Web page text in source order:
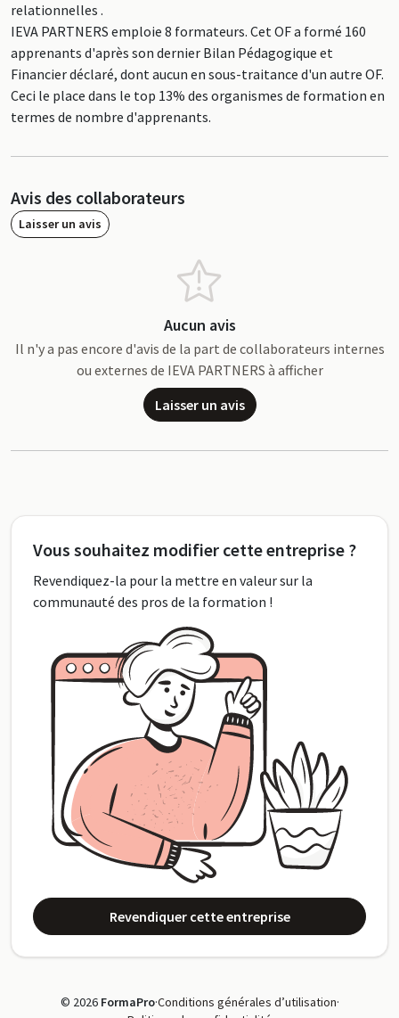
relationnelles .
IEVA PARTNERS emploie 8 formateurs. Cet OF a formé 160
apprenants d'après son dernier Bilan Pédagogique et
Financier déclaré, dont aucun en sous-traitance d'un autre OF.
Ceci le place dans le top 13% des organismes de formation en
termes de nombre d'apprenants.
Avis des collaborateurs
Laisser un avis
Aucun avis
Il n'y a pas encore d'avis de la part de collaborateurs internes
ou externes de IEVA PARTNERS à afficher
Laisser un avis
Vous souhaitez modifier cette entreprise ?
Revendiquez-la pour la mettre en valeur sur la
communauté des pros de la formation !
Revendiquer cette entreprise
© 2026 FormaPro·Conditions générales d’utilisation·